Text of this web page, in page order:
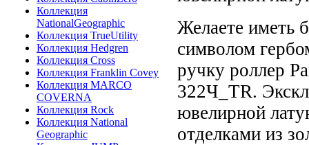
Коллекция
NationalGeographic
Коллекция TrueUtility
Коллекция Hedgren
Коллекция Cross
Коллекция Franklin Covey
Коллекция MARCO
COVERNA
Коллекция Rock
Коллекция National
Geographic
Желаете иметь
символом
ручку роллер
322Ч_TR.
ювелирной
отделками из